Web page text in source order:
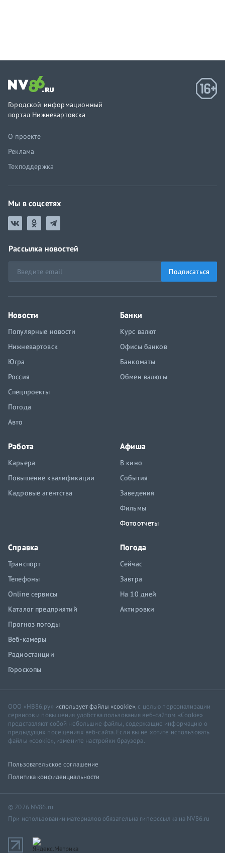
Городской информационный
портал Нижневартовска
О проекте
Реклама
Техподдержка
Мы в соцсетях
Рассылка новостей
Подписаться
Новости
Популярные новости
Нижневартовск
Югра
Россия
Спецпроекты
Погода
Авто
Банки
Курс валют
Офисы банков
Банкоматы
Обмен валюты
Работа
Карьера
Повышение квалификации
Кадровые агентства
Афиша
В кино
События
Заведения
Фильмы
Фотоотчеты
Справка
Транспорт
Телефоны
Online сервисы
Каталог предприятий
Прогноз погоды
Веб-камеры
Радиостанции
Гороскопы
Погода
Сейчас
Завтра
На 10 дней
Актировки
ООО «НВ86.ру» использует файлы «cookie», с целью персонализации
сервисов и повышения удобства пользования веб-сайтом. «Cookie»
представляют собой небольшие файлы, содержащие информацию о
предыдущих посещениях веб-сайта. Если вы не хотите использовать
файлы «cookie», измените настройки браузера.
Пользовательское соглашение
Политика конфиденциальности
© 2026 NV86.ru
При использовании материалов обязательна гиперссылка на NV86.ru